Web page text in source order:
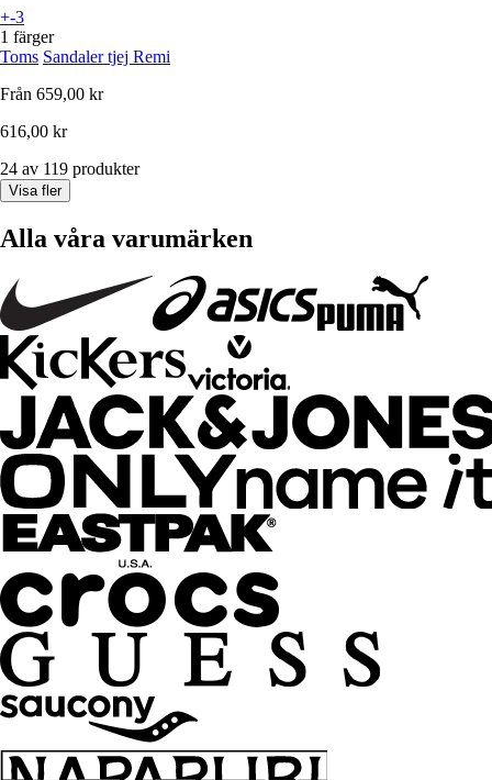
+-3
1 färger
Toms Sandaler tjej Remi
Från 659,00 kr
616,00 kr
24 av 119 produkter
Visa fler
Alla våra varumärken